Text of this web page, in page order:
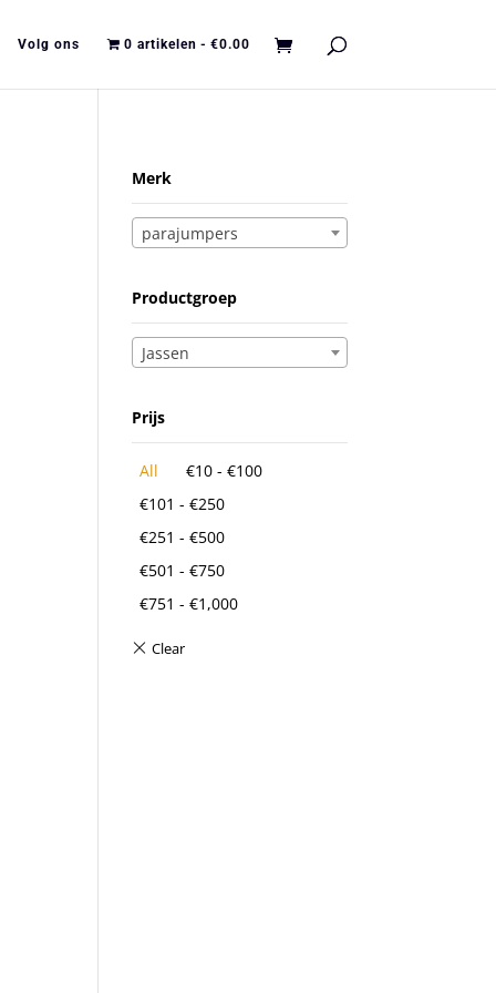
Volg ons 0 artikelen €0.00
Merk
parajumpers
Productgroep
Jassen
Prijs
All €10 -€100
€101 -€250
€251 -€500
€501 -€750
€751 -€1,000